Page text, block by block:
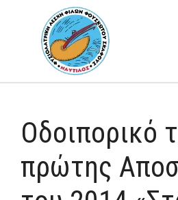
περιεχόμενο
Οδοιπορικό
πρώτης